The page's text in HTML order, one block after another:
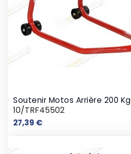
Soutenir Motos Arrière 200 Kg
10/TRF45502
27,39 €Prix